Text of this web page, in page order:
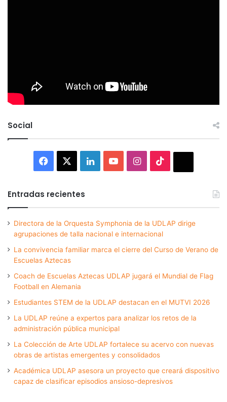
Social
Facebook LinkedInYouTubeInstagram
Entradas recientes
Directora de la Orquesta Symphonia de la UDLAP dirige
agrupaciones de talla nacional e internacional
La convivencia familiar marca el cierre del Curso de Verano de
Escuelas Aztecas
Coach de Escuelas Aztecas UDLAP jugará el Mundial de Flag
Football en Alemania
Estudiantes STEM de la UDLAP destacan en el MUTVI 2026
La UDLAP reúne a expertos para analizar los retos de la
administración pública municipal
La Colección de Arte UDLAP fortalece su acervo con nuevas
obras de artistas emergentes y consolidados
Académica UDLAP asesora un proyecto que creará dispositivo
capaz de clasificar episodios ansioso-depresivos